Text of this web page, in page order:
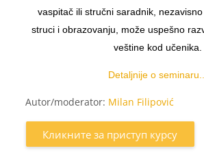
vaspitač ili stručni saradnik,
struci i obrazovanju, može uspešno
veštine kod učenika.
Detaljnije o seminaru...
Autor/moderator: Milan Filipović
Кликните за приступ курсу